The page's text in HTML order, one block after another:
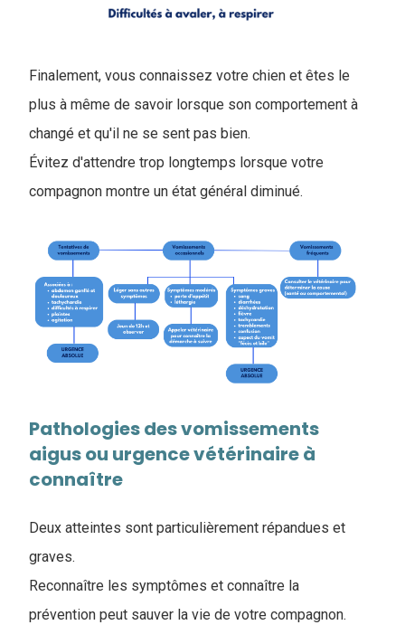
Finalement, vous connaissez votre chien et êtes le
plus à même de savoir lorsque son comportement à
changé et qu'il ne se sent pas bien.
Évitez d'attendre trop longtemps lorsque votre
compagnon montre un état général diminué.
Pathologies des vomissements
aigus ou urgence vétérinaire à
connaître
Deux atteintes sont particulièrement répandues et
graves.
Reconnaître les symptômes et connaître la
prévention peut sauver la vie de votre compagnon.